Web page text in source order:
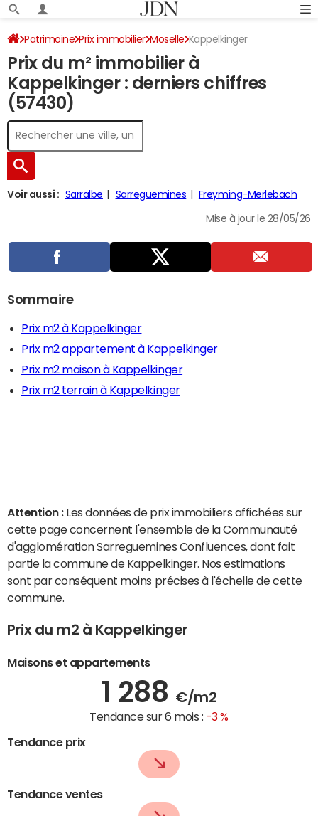
Patrimoine Prix immobilier Moselle Kappelkinger
Prix du m² immobilier à
Kappelkinger : derniers chiffres
(57430)
Voir aussi : Sarralbe Sarreguemines Freyming-Merlebach
Mise à jour le 28/05/26
Sommaire
Prix m2 à Kappelkinger
Prix m2 appartement à Kappelkinger
Prix m2 maison à Kappelkinger
Prix m2 terrain à Kappelkinger
Attention : Les données de prix immobiliers affichées sur
cette page concernent l'ensemble de la Communauté
d'agglomération Sarreguemines Confluences, dont fait
partie la commune de Kappelkinger. Nos estimations
sont par conséquent moins précises à l'échelle de cette
commune.
Prix du m2 à Kappelkinger
Maisons et appartements
1 288 €/m2
Tendance sur 6 mois : -3 %
Tendance prix
Tendance ventes